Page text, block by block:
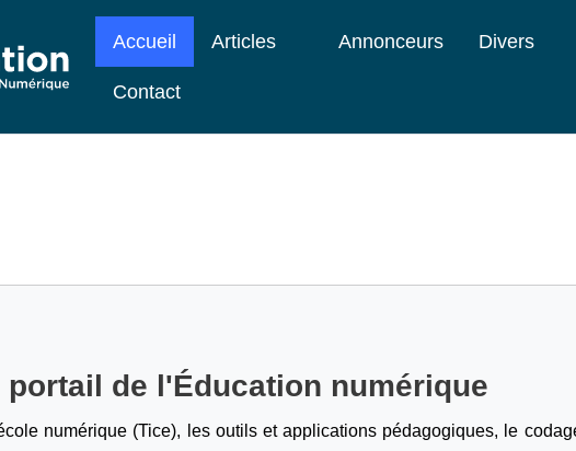
Accueil Articles Annonceurs Divers
Contact
de l'Éducation numérique
numérique (Tice), les outils et applications pédagogiques, le